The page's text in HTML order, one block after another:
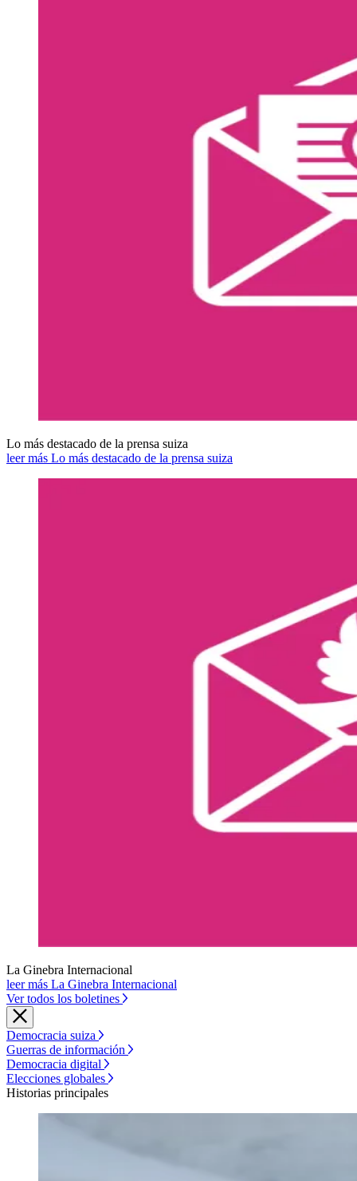
Lo más destacado de la prensa suiza
leer más Lo más destacado de la prensa suiza
La Ginebra Internacional
leer más La Ginebra Internacional
Ver todos los boletines
Democracia suiza
Guerras de información
Democracia digital
Elecciones globales
Historias principales